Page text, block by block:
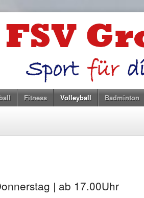
Fitness Volleyball Badminton
| ab 17.00Uhr